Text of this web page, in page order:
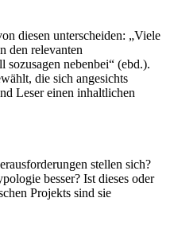
diesen unterscheiden: „Viele
den relevanten
nebenbei“ (ebd.).
die sich angesichts
Leser einen inhaltlichen
stellen sich?
besser? Ist dieses oder
Projekts sind sie